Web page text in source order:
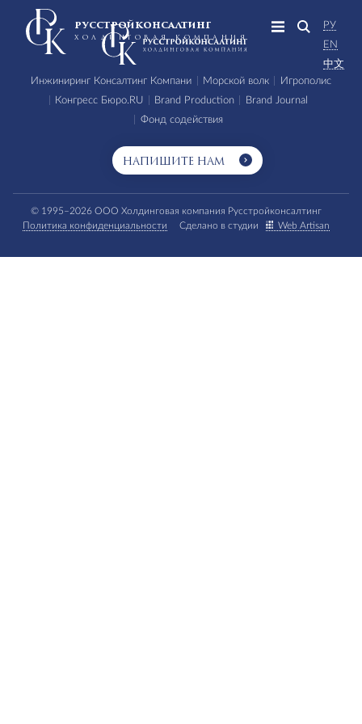
РУССТРОЙКОНСАЛТИНГ
ХОЛДИНГОВАЯ КОМПАНИЯ
РУ
EN
中文
КОМПЕТЕНЦИИ
Инжиниринг Консалтинг Компани Морской волк
Игрополис
Конгресс Бюро.RU
Brand Production
Brand Journal
Фонд содействия
НАПИШИТЕ НАМ
© 1995–2026 ООО Холдинговая компания Русстройконсалтинг
Политика конфиденциальности
Сделано в студии Web Artisan